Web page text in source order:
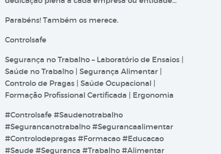
Parabéns! Também os merece.
Controlsafe
Segurança no Trabalho – Laboratório de Ensaios |
Saúde no Trabalho | Segurança Alimentar |
Controlo de Pragas | Saúde Ocupacional |
Formação Profissional Certificada | Ergonomia
#Controlsafe #Saudenotrabalho
#Segurancanotrabalho #Segurancaalimentar
#Controlodepragas #Formacao #Educacao
#Saude #Seguranca #Trabalho #Alimentar